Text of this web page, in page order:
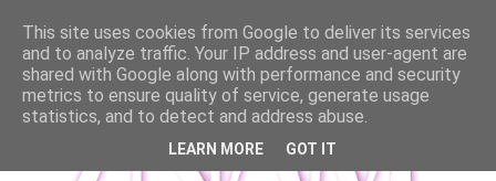
This site uses cookies from Google to deliver its services
and to analyze traffic. Your IP address and user-agent are
shared with Google along with performance and security
metrics to ensure quality of service, generate usage
statistics, and to detect and address abuse.
LEARN MORE GOT IT